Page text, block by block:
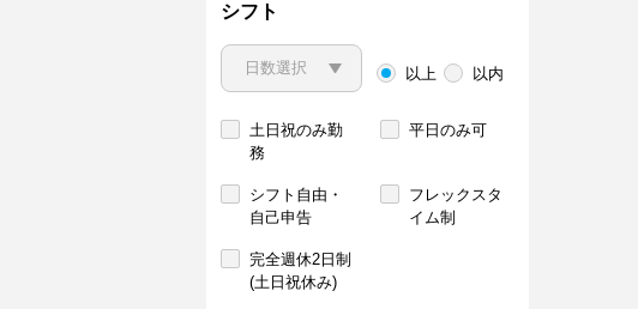
シフト
以上 以内
土日祝のみ勤
務
平日のみ可
シフト自由・
自己申告
フレックスタ
イム制
完全週休2日制
(土日祝休み)